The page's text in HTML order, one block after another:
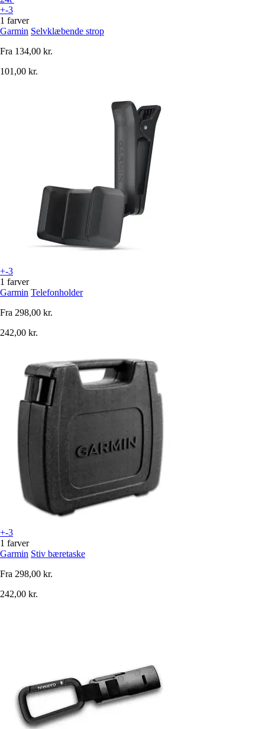
+-3
1 farver
Garmin Selvklæbende strop
Fra 134,00 kr.
101,00 kr.
+-3
1 farver
Garmin Telefonholder
Fra 298,00 kr.
242,00 kr.
+-3
1 farver
Garmin Stiv bæretaske
Fra 298,00 kr.
242,00 kr.